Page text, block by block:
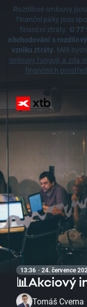
Rozdílové smlouvy
finanční páky jsou
finanční ztráty. U
obchodování s
vzniku ztráty. Měli
smlouvy fungují, a zda
finančních
13:36 · 24. července
📊Akciový
Tomáš Cverna